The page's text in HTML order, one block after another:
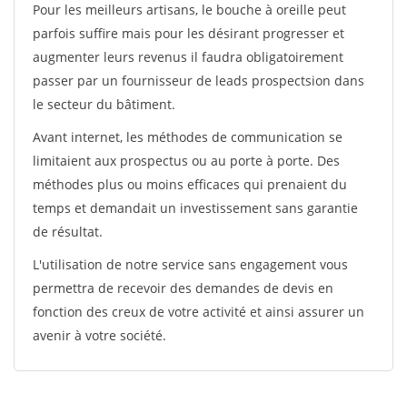
Pour les meilleurs artisans, le bouche à oreille peut
parfois suffire mais pour les désirant progresser et
augmenter leurs revenus il faudra obligatoirement
passer par un fournisseur de leads prospectsion dans
le secteur du bâtiment.
Avant internet, les méthodes de communication se
limitaient aux prospectus ou au porte à porte. Des
méthodes plus ou moins efficaces qui prenaient du
temps et demandait un investissement sans garantie
de résultat.
L'utilisation de notre service sans engagement vous
permettra de recevoir des demandes de devis en
fonction des creux de votre activité et ainsi assurer un
avenir à votre société.